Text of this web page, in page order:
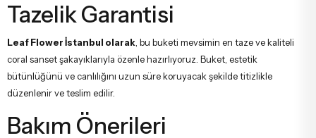
Tazelik Garantisi
Leaf Flower İstanbul olarak , bu buketi mevsimin en taze ve kaliteli
coral sanset şakayıklarıyla özenle hazırlıyoruz. Buket, estetik
bütünlüğünü ve canlılığını uzun süre koruyacak şekilde titizlikle
düzenlenir ve teslim edilir.
Bakım Önerileri